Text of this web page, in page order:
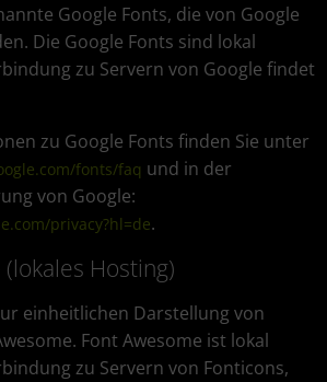
Google Fonts, die von Google
Die Google Fonts sind lokal
zu Servern von Google findet
zu Google Fonts finden Sie unter
fonts/faq und in der
von Google:
privacy?hl=de.
Hosting)
einheitlichen Darstellung von
Font Awesome ist lokal
zu Servern von Fonticons,